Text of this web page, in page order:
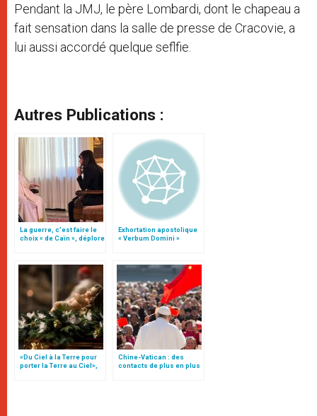
Pendant la JMJ, le père Lombardi, dont le chapeau a
fait sensation dans la salle de presse de Cracovie, a
lui aussi accordé quelque seflfie.
Autres Publications :
La guerre, c’est faire le
choix « de Caïn », déplore
Exhortation apostolique
« Verbum Domini »
«Du Ciel à la Terre pour
porter la Terre au Ciel»,
Chine-Vatican : des
contacts de plus en plus